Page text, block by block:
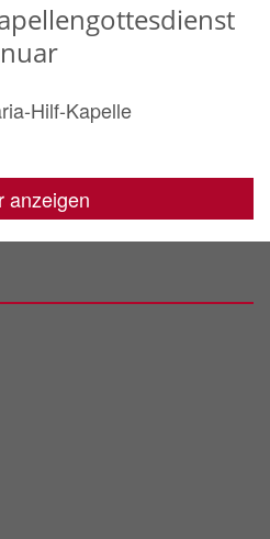
Hilf-Kapelle
anzeigen